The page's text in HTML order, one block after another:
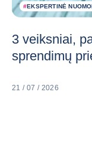
#EKSPERTINĖ
3 veiksniai,
sprendimų
21 / 07 / 2026